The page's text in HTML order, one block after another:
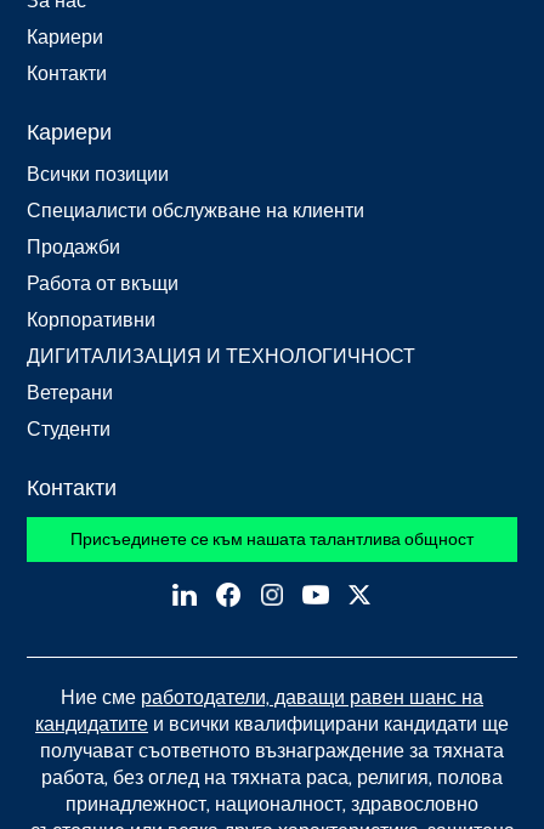
Кариери
Контакти
Кариери
Всички позиции
Специалисти обслужване на клиенти
Продажби
Работа от вкъщи
Корпоративни
ДИГИТАЛИЗАЦИЯ И ТЕХНОЛОГИЧНОСТ
Ветерани
Студенти
Контакти
Присъединете се към нашата талантлива общност
Ние сме работодатели, даващи равен шанс на
кандидатите и всички квалифицирани кандидати ще
получават съответното възнаграждение за тяхната
работа, без оглед на тяхната раса, религия, полова
принадлежност, националност, здравословно